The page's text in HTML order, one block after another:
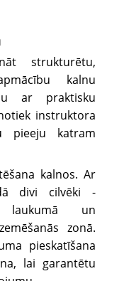
strukturētu,
kalnu
ar praktisku
instruktora
pieeju katram
kalnos. Ar
divi cilvēki -
laukumā un
zonā.
pieskatīšana
lai garantētu